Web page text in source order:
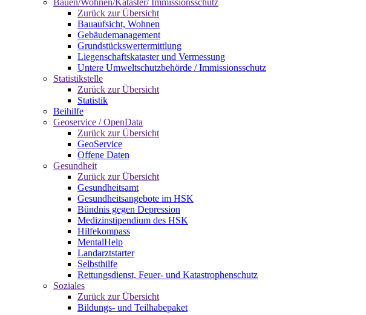
Zurück zur Übersicht
Bauaufsicht, Wohnen
Gebäudemanagement
Grundstückswertermittlung
Liegenschaftskataster und Vermessung
Untere Umweltschutzbehörde / Immissionsschutz
Statistikstelle
Zurück zur Übersicht
Statistik
Beihilfe
Geoservice / OpenData
Zurück zur Übersicht
GeoService
Offene Daten
Gesundheit
Zurück zur Übersicht
Gesundheitsamt
Gesundheitsangebote im HSK
Bündnis gegen Depression
Medizinstipendium des HSK
Hilfekompass
MentalHelp
Landarztstarter
Selbsthilfe
Rettungsdienst, Feuer- und Katastrophenschutz
Soziales
Zurück zur Übersicht
Bildungs- und Teilhabepaket